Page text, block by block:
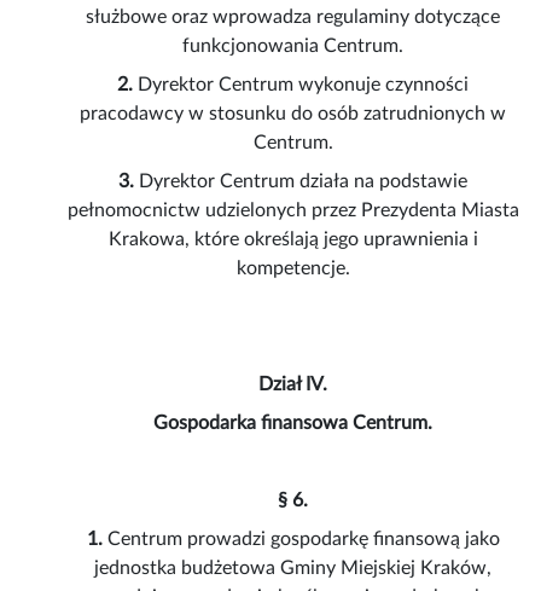
służbowe oraz wprowadza regulaminy dotyczące
funkcjonowania Centrum.
2. Dyrektor Centrum wykonuje czynności
pracodawcy w stosunku do osób zatrudnionych w
Centrum.
3. Dyrektor Centrum działa na podstawie
pełnomocnictw udzielonych przez Prezydenta Miasta
Krakowa, które określają jego uprawnienia i
kompetencje.
Dział IV.
Gospodarka finansowa Centrum.
§ 6.
1. Centrum prowadzi gospodarkę finansową jako
jednostka budżetowa Gminy Miejskiej Kraków,